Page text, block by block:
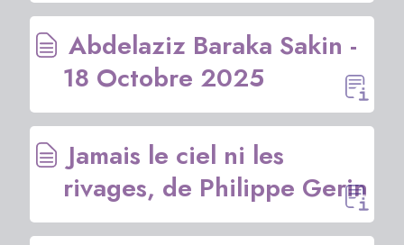
Abdelaziz Baraka Sakin -
18 Octobre 2025
Jamais le ciel ni les
rivages, de Philippe Gerin